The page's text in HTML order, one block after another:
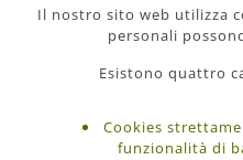
Il nostro sito web utilizza
personali
Esistono quattro
Cookies
funzionalità di